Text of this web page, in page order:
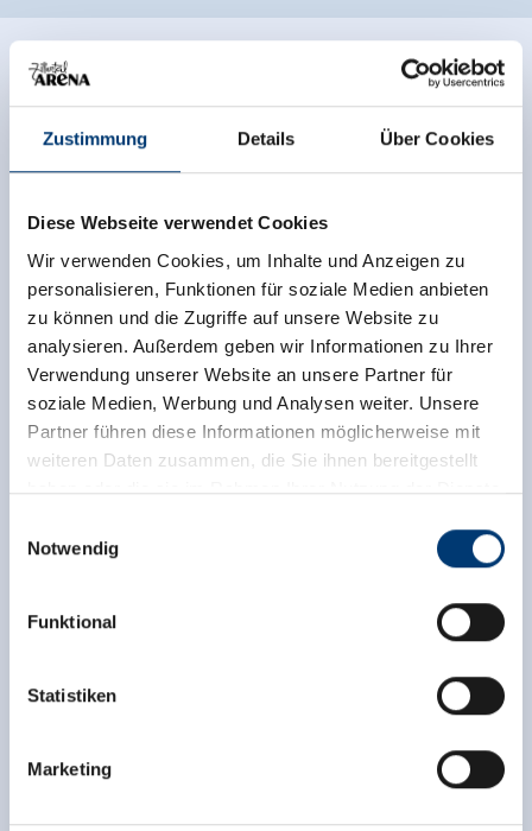
Zustimmung Details Über Cookies
Diese Webseite verwendet Cookies
Wir verwenden Cookies, um Inhalte und Anzeigen zu
personalisieren, Funktionen für soziale Medien anbieten
zu können und die Zugriffe auf unsere Website zu
analysieren. Außerdem geben wir Informationen zu Ihrer
Verwendung unserer Website an unsere Partner für
soziale Medien, Werbung und Analysen weiter. Unsere
Partner führen diese Informationen möglicherweise mit
weiteren Daten zusammen, die Sie ihnen bereitgestellt
haben oder die sie im Rahmen Ihrer Nutzung der Dienste
Rohr 23// A-6280 Zell am Ziller
www.zillertalarena.com
Notwendig
Funktional
Statistiken
Marketing
Facilities of Provider
🜉